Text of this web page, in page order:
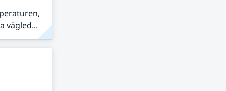
vägled...